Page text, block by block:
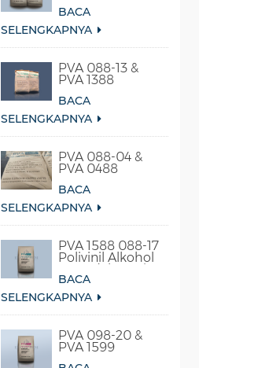
BACA
SELENGKAPNYA
PVA 088-13 &
PVA 1388
BACA
SELENGKAPNYA
PVA 088-04 &
PVA 0488
BACA
SELENGKAPNYA
PVA 1588 088-17
Polivinil Alkohol
Larut dalam Air
Dingin
BACA
SELENGKAPNYA
PVA 098-20 &
PVA 1599